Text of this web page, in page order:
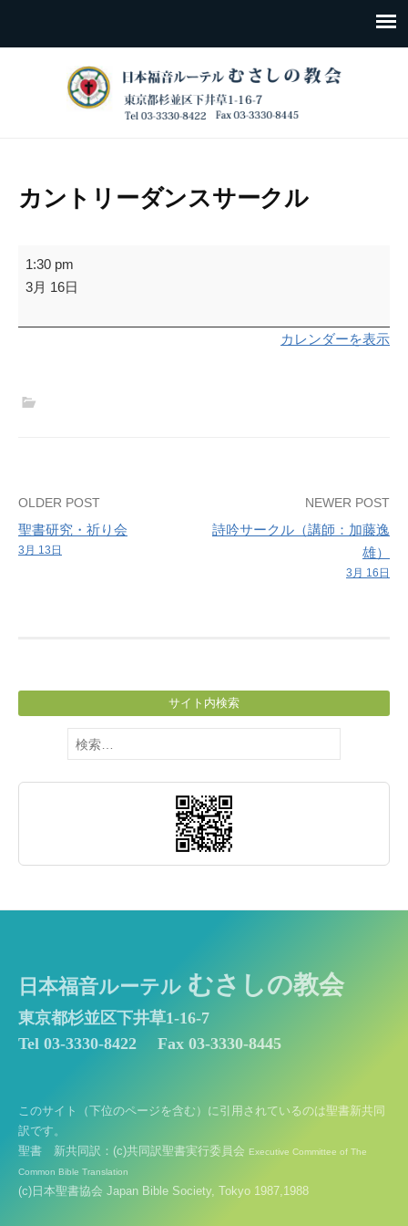
カントリーダンスサークル
カ
ン
リ
ル
1:30 pm
3月 16日
カレンダーを表示
Post
navigation
OLDER POST
聖書研究・祈り会
3月 13日
NEWER POST
詩吟サークル（講師：加藤逸
雄）
3月 16日
サイト内検索
検
索:
日本福音ルーテル むさしの教会
東京都杉並区下井草1-16-7
Tel 03-3330-8422
Fax 03-3330-8445
このサイト（下位のページを含む）に引用されているのは聖書新共同
訳です。
聖書 新共同訳：(c)共同訳聖書実行委員会 Executive Committee of The
Common Bible Translation
(c)日本聖書協会 Japan Bible Society, Tokyo 1987,1988